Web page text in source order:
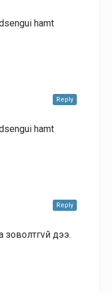
hamt
hamt
Reply
зоволтгvй дээ.
Reply